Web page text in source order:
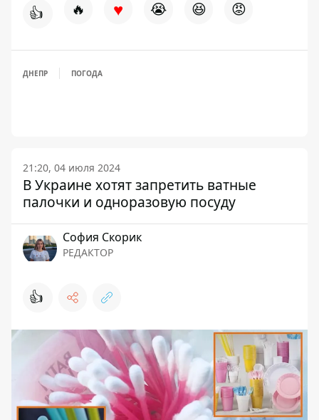
👍 🔥 ♥ 😭 😆 😡
ДНЕПР ПОГОДА
21:20, 04 июля 2024
В Украине хотят запретить ватные
палочки и одноразовую посуду
София Скорик
РЕДАКТОР
👍